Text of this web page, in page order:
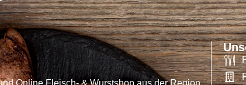
Online Fleisch- & Wurstshop aus der Region